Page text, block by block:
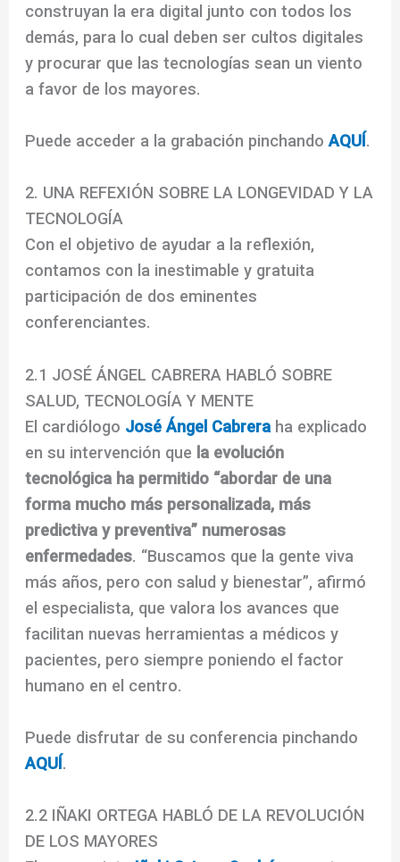
construyan la era digital junto con todos los
demás, para lo cual deben ser cultos digitales
y procurar que las tecnologías sean un viento
a favor de los mayores.
Puede acceder a la grabación pinchandoAQUÍ.
2. UNA REFEXIÓN SOBRE LA LONGEVIDAD Y LA
TECNOLOGÍA
Con el objetivo de ayudar a la reflexión,
contamos con la inestimable y gratuita
participación de dos eminentes
conferenciantes.
2.1 JOSÉ ÁNGEL CABRERA HABLÓ SOBRE
SALUD, TECNOLOGÍA Y MENTE
El cardiólogo José Ángel Cabrera ha explicado
en su intervención que la evolución
tecnológica ha permitido “abordar de una
forma mucho más personalizada, más
predictiva y preventiva” numerosas
enfermedades. “Buscamos que la gente viva
más años, pero con salud y bienestar”, afirmó
el especialista, que valora los avances que
facilitan nuevas herramientas a médicos y
pacientes, pero siempre poniendo el factor
humano en el centro.
Puede disfrutar de su conferencia pinchando
AQUÍ.
2.2 IÑAKI ORTEGA HABLÓ DE LA REVOLUCIÓN
DE LOS MAYORES